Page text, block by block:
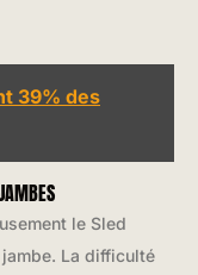
39% des
le Sled
La difficulté